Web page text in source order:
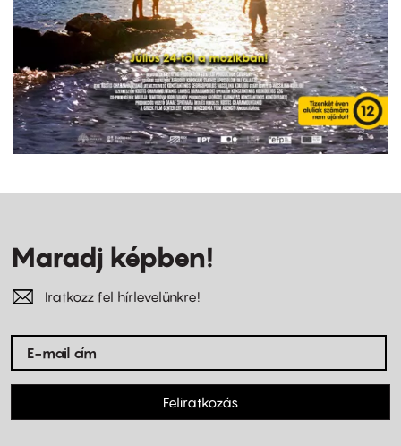
Maradj képben!
Iratkozz fel hírlevelünkre!
Feliratkozás